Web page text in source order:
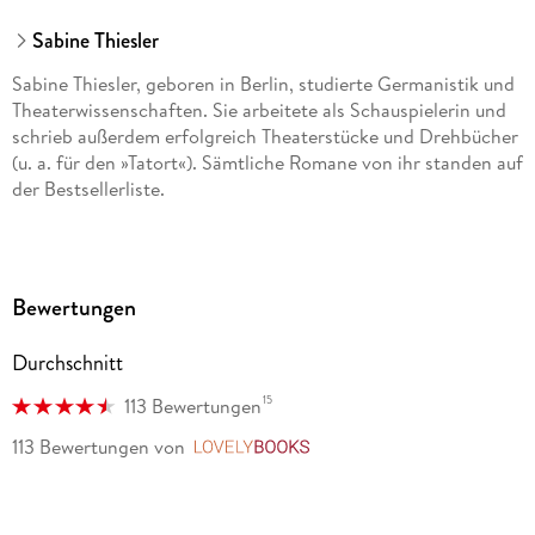
Sabine Thiesler
Sabine Thiesler, geboren in Berlin, studierte Germanistik und
Theaterwissenschaften. Sie arbeitete als Schauspielerin und
schrieb außerdem erfolgreich Theaterstücke und Drehbücher
(u. a. für den »Tatort«). Sämtliche Romane von ihr standen auf
der Bestsellerliste.
Bewertungen
Durchschnitt
113 Bewertungen15
113 Bewertungen von